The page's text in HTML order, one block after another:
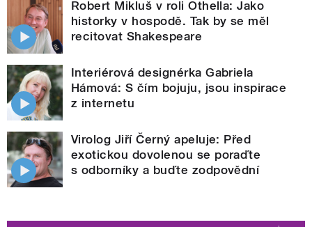
Robert Mikluš v roli Othella: Jako
historky v hospodě. Tak by se měl
recitovat Shakespeare
Interiérová designérka Gabriela
Hámová: S čím bojuju, jsou inspirace
z internetu
Virolog Jiří Černý apeluje: Před
exotickou dovolenou se poraďte
s odborníky a buďte zodpovědní